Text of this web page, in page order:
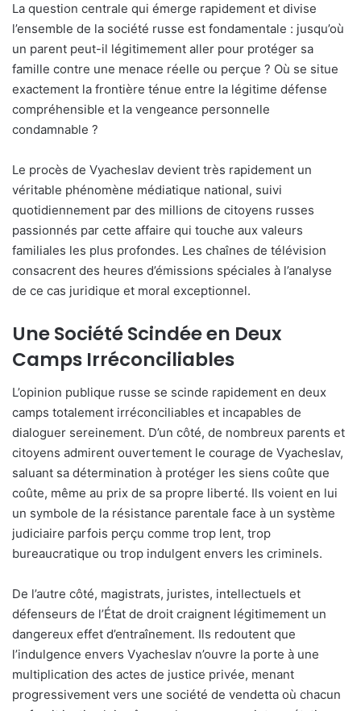
La question centrale qui émerge rapidement et divise
l’ensemble de la société russe est fondamentale : jusqu’où
un parent peut-il légitimement aller pour protéger sa
famille contre une menace réelle ou perçue ? Où se situe
exactement la frontière ténue entre la légitime défense
compréhensible et la vengeance personnelle
condamnable ?
Le procès de Vyacheslav devient très rapidement un
véritable phénomène médiatique national, suivi
quotidiennement par des millions de citoyens russes
passionnés par cette affaire qui touche aux valeurs
familiales les plus profondes. Les chaînes de télévision
consacrent des heures d’émissions spéciales à l’analyse
de ce cas juridique et moral exceptionnel.
Une Société Scindée en Deux
Camps Irréconciliables
L’opinion publique russe se scinde rapidement en deux
camps totalement irréconciliables et incapables de
dialoguer sereinement. D’un côté, de nombreux parents et
citoyens admirent ouvertement le courage de Vyacheslav,
saluant sa détermination à protéger les siens coûte que
coûte, même au prix de sa propre liberté. Ils voient en lui
un symbole de la résistance parentale face à un système
judiciaire parfois perçu comme trop lent, trop
bureaucratique ou trop indulgent envers les criminels.
De l’autre côté, magistrats, juristes, intellectuels et
défenseurs de l’État de droit craignent légitimement un
dangereux effet d’entraînement. Ils redoutent que
l’indulgence envers Vyacheslav n’ouvre la porte à une
multiplication des actes de justice privée, menant
progressivement vers une société de vendetta où chacun